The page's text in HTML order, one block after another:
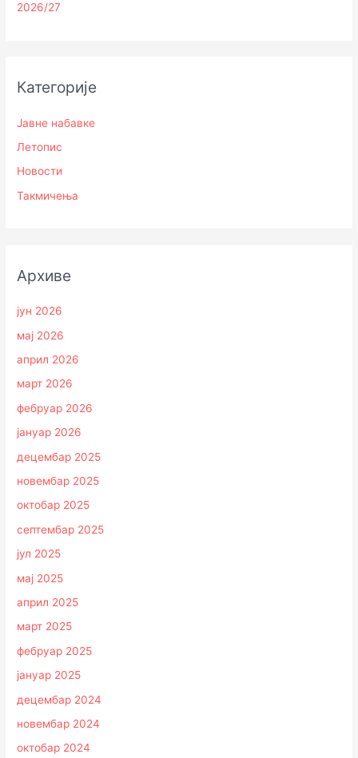
2026/27
Категорије
Јавне набавке
Летопис
Новости
Такмичења
Архиве
јун 2026
мај 2026
април 2026
март 2026
фебруар 2026
јануар 2026
децембар 2025
новембар 2025
октобар 2025
септембар 2025
јул 2025
мај 2025
април 2025
март 2025
фебруар 2025
јануар 2025
децембар 2024
новембар 2024
октобар 2024